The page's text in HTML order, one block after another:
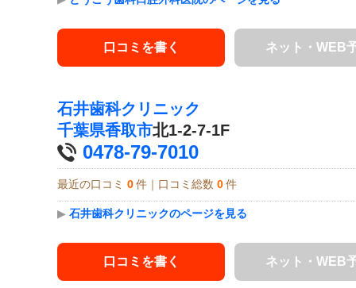
口コミを書く ネット・WEB
石井歯科クリニック
千葉県香取市北1-2-7-1F
0478-79-7010
最近の口コミ 0 件｜口コミ総数 0 件
▶ 石井歯科クリニックのページを見る
口コミを書く ネット・WEB